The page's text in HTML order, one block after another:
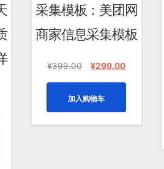
采集模板：美团网
商家信息采集模板
¥399.00
原
¥399.00。
¥299.00当
为：
¥299.00。
加入购物车